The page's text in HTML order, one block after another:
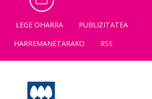
LEGE OHARRA
PUBLIZITATEA
HARREMANETARAKO RSS